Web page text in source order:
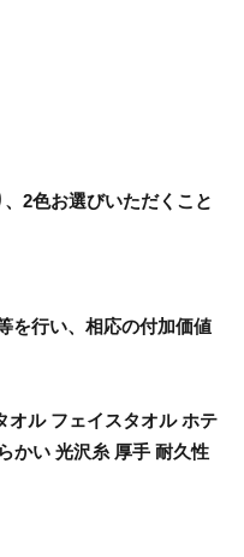
2色お選びいただくこと
を行い、相応の付加価値
オル フェイスタオル ホテ
かい 光沢糸 厚手 耐久性